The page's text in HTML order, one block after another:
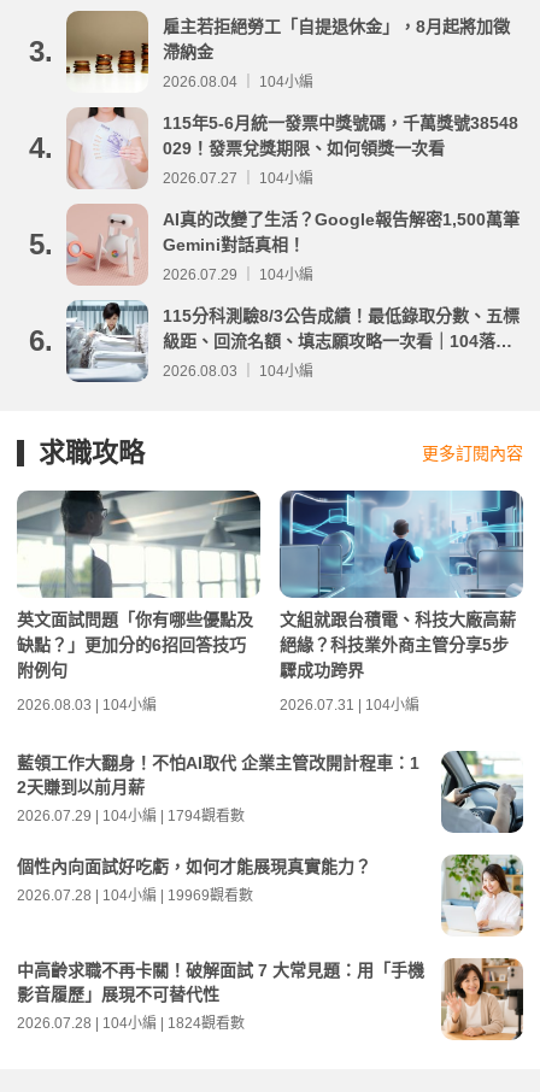
3.
雇主若拒絕勞工「自提退休金」，8月起將加徵
滯納金
2026.08.04 ｜ 104小編
4.
115年5-6月統一發票中獎號碼，千萬獎號38548
029！發票兌獎期限、如何領獎一次看
2026.07.27 ｜ 104小編
5.
AI真的改變了生活？Google報告解密1,500萬筆
Gemini對話真相！
2026.07.29 ｜ 104小編
6.
115分科測驗8/3公告成績！最低錄取分數、五標
級距、回流名額、填志願攻略一次看｜104落點
分析
2026.08.03 ｜ 104小編
求職攻略 更多訂閱內容
英文面試問題「你有哪些優點及
缺點？」更加分的6招回答技巧
附例句
2026.08.03 | 104小編
文組就跟台積電、科技大廠高薪
絕緣？科技業外商主管分享5步
驟成功跨界
2026.07.31 | 104小編
藍領工作大翻身！不怕AI取代 企業主管改開計程車：1
2天賺到以前月薪
2026.07.29 | 104小編 | 1794觀看數
個性內向面試好吃虧，如何才能展現真實能力？
2026.07.28 | 104小編 | 19969觀看數
中高齡求職不再卡關！破解面試 7 大常見題：用「手機
影音履歷」展現不可替代性
2026.07.28 | 104小編 | 1824觀看數